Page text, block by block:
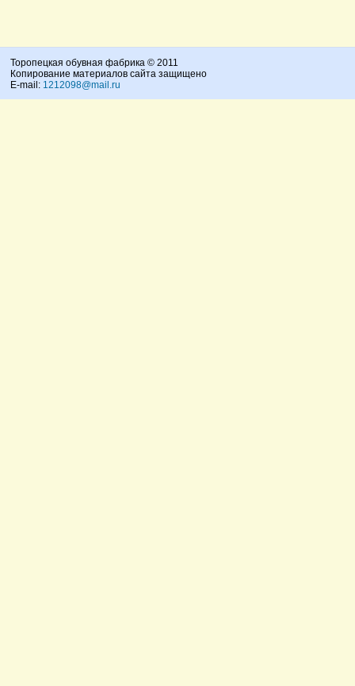
Торопецкая обувная фабрика © 2011
Копирование материалов сайта защищено
E-mail: 1212098@mail.ru